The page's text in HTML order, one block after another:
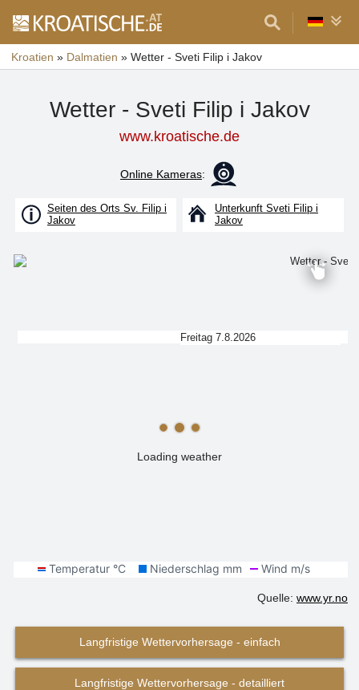
Kroatien » Dalmatien » Wetter - Sveti Filip i Jakov
Wetter - Sveti Filip i Jakov
www.kroatische.de
Online Kameras:
Seiten des Orts Sv. Filip i
Jakov
Unterkunft Sveti Filip i
Jakov
Loading weather
Freitag 7.8.2026
Quelle: www.yr.no
Langfristige Wettervorhersage - einfach
Langfristige Wettervorhersage - detailliert